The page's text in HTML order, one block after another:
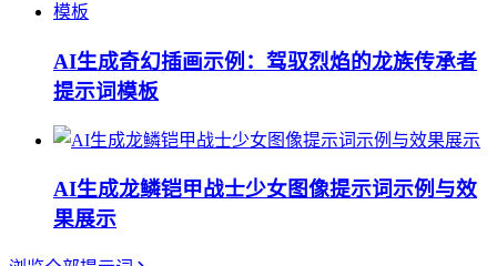
AI生成奇幻插画示例：驾驭烈焰的龙族传承者
提示词模板
AI生成龙鳞铠甲战士少女图像提示词示例与效
果展示